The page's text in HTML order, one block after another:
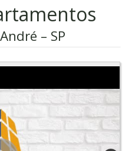
– SP